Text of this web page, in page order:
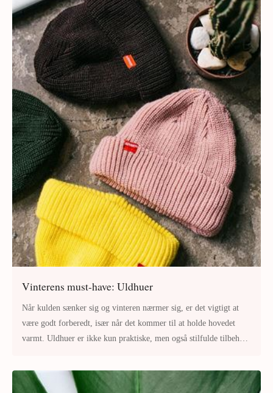
Vinterens must-have: Uldhuer
Når kulden sænker sig og vinteren nærmer sig, er det vigtigt at
være godt forberedt, især når det kommer til at holde hovedet
varmt. Uldhuer er ikke kun praktiske, men også stilfulde tilbehør,